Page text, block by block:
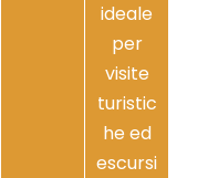
ideale
per
visite
turistic
he ed
escursi